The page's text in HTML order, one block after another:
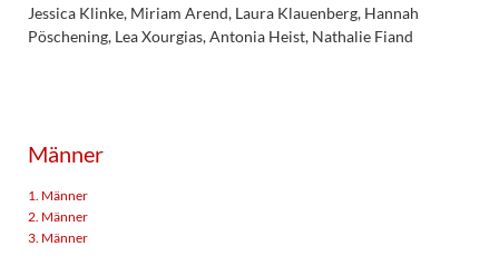
Jessica Klinke, Miriam Arend, Laura Klauenberg, Hannah
Pöschening, Lea Xourgias, Antonia Heist, Nathalie Fiand
Männer
1. Männer
2. Männer
3. Männer